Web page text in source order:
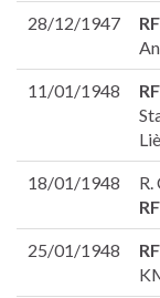
28/12/1947
11/01/1948
18/01/1948
R.
25/01/1948